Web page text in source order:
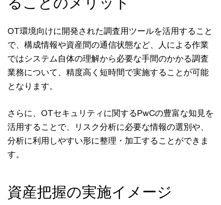
OT環境向けに開発された調査用ツールを活用すること
で、構成情報や資産間の通信状態など、人による作業
ではシステム自体の理解から必要な手間のかかる調査
業務について、精度高く短時間で実施することが可能
となります。
さらに、OTセキュリティに関するPwCの豊富な知見を
活用することで、リスク分析に必要な情報の選別や、
分析に利用しやすい形に整理・加工することができま
す。
資産把握の実施イメージ